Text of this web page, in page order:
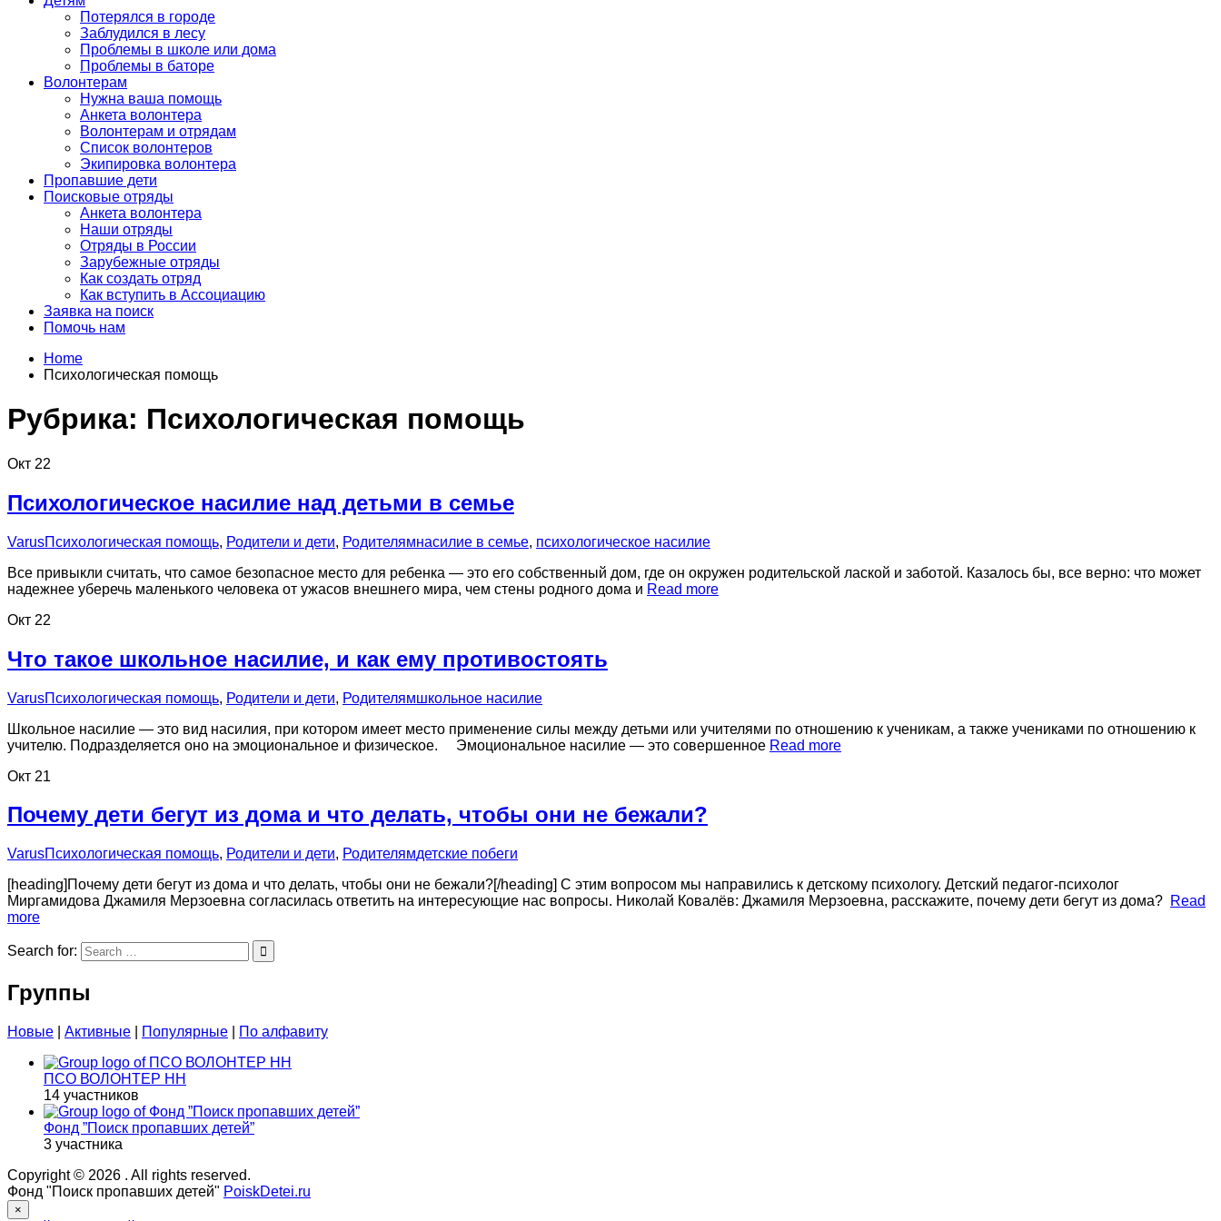
Потерялся в городе
Заблудился в лесу
Проблемы в школе или дома
Проблемы в баторе
Волонтерам
Нужна ваша помощь
Анкета волонтера
Волонтерам и отрядам
Список волонтеров
Экипировка волонтера
Пропавшие дети
Поисковые отряды
Анкета волонтера
Наши отряды
Отряды в России
Зарубежные отряды
Как создать отряд
Как вступить в Ассоциацию
Заявка на поиск
Помочь нам
Home
Психологическая помощь
Рубрика: Психологическая помощь
Окт 22
Психологическое насилие над детьми в семье
VarusПсихологическая помощь, Родители и дети, Родителямнасилие в семье, психологическое насилие
Все привыкли считать, что самое безопасное место для ребенка — это его собственный дом, где он окружен родительской лаской и заботой. Казалось бы, все верно: что может
надежнее уберечь маленького человека от ужасов внешнего мира, чем стены родного дома и Read more
Окт 22
Что такое школьное насилие, и как ему противостоять
VarusПсихологическая помощь, Родители и дети, Родителямшкольное насилие
Школьное насилие — это вид насилия, при котором имеет место применение силы между детьми или учителями по отношению к ученикам, а также учениками по отношению к
учителю. Подразделяется оно на эмоциональное и физическое. Эмоциональное насилие — это совершенное Read more
Окт 21
Почему дети бегут из дома и что делать, чтобы они не бежали?
VarusПсихологическая помощь, Родители и дети, Родителямдетские побеги
[heading]Почему дети бегут из дома и что делать, чтобы они не бежали?[/heading] С этим вопросом мы направились к детскому психологу. Детский педагог-психолог
Миргамидова Джамиля Мерзоевна согласилась ответить на интересующие нас вопросы. Николай Ковалёв: Джамиля Мерзоевна, расскажите, почему дети бегут из дома? Read
more
Search for:
Группы
Новые Активные Популярные По алфавиту
ПСО ВОЛОНТЕР НН
14 участников
Фонд ”Поиск пропавших детей”
3 участника
Copyright © 2026 . All rights reserved.
Фонд "Поиск пропавших детей" PoiskDetei.ru
×